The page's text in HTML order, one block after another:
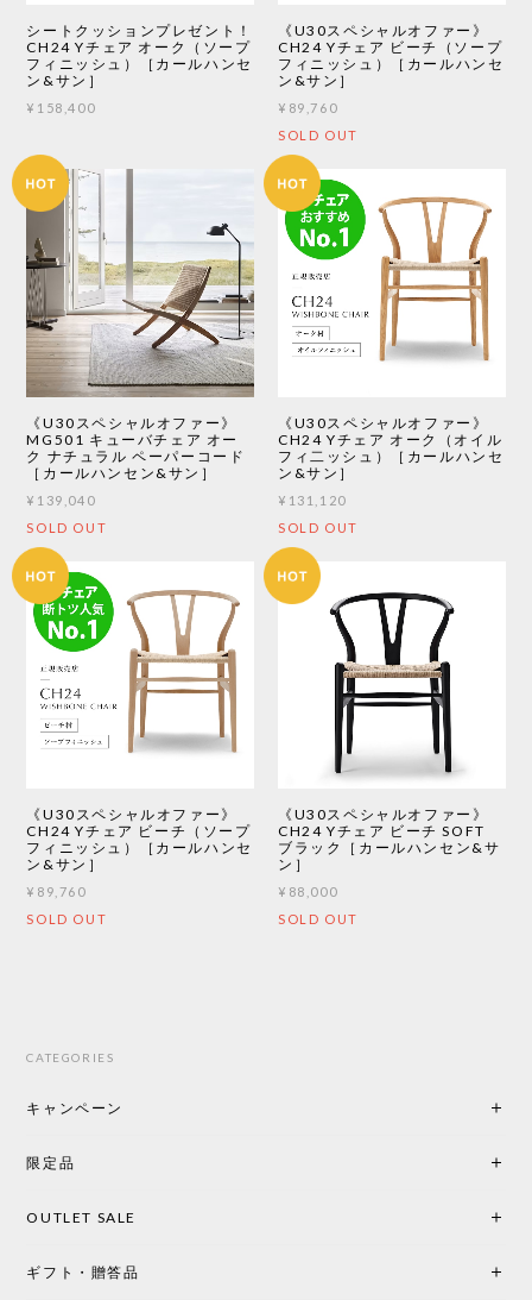
シートクッションプレゼント！
CH24 Yチェア オーク（ソープ
フィニッシュ）［カールハンセ
ン&サン］
¥158,400
《U30スペシャルオファー》
CH24 Yチェア ビーチ（ソープ
フィニッシュ）［カールハンセ
ン&サン］
¥89,760
SOLD OUT
《U30スペシャルオファー》
MG501 キューバチェア オー
ク ナチュラル ペーパーコード
［カールハンセン&サン］
¥139,040
SOLD OUT
《U30スペシャルオファー》
CH24 Yチェア オーク（オイル
フィ二ッシュ）［カールハンセ
ン&サン］
¥131,120
SOLD OUT
《U30スペシャルオファー》
CH24 Yチェア ビーチ（ソープ
フィニッシュ）［カールハンセ
ン&サン］
¥89,760
SOLD OUT
《U30スペシャルオファー》
CH24 Yチェア ビーチ SOFT
ブラック［カールハンセン&サ
ン］
¥88,000
SOLD OUT
CATEGORIES
キャンペーン
限定品
OUTLET SALE
ギフト・贈答品